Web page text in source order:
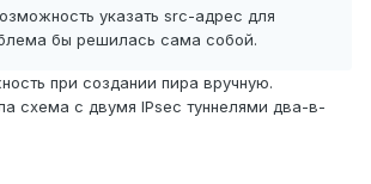
указать src-адрес для
бы решилась сама собой.
при создании пира вручную.
схема с двумя IPsec туннелями два-в-